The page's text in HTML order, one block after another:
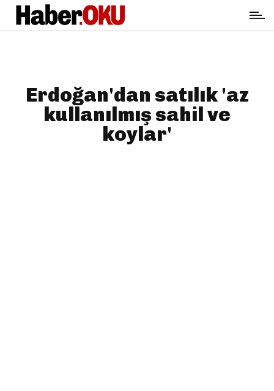
Erdoğan'dan satılık 'az
kullanılmış sahil ve
koylar'